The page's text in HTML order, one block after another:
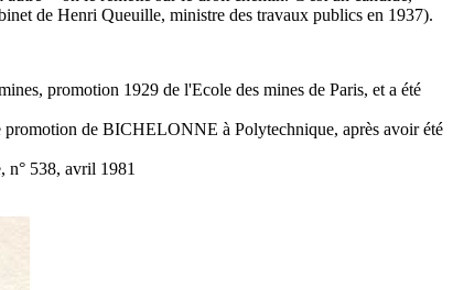
de Henri Queuille, ministre des travaux publics en 1937).
promotion 1929 de l'Ecole des mines de Paris, et a été
de BICHELONNE à Polytechnique, après avoir été
n° 538, avril 1981